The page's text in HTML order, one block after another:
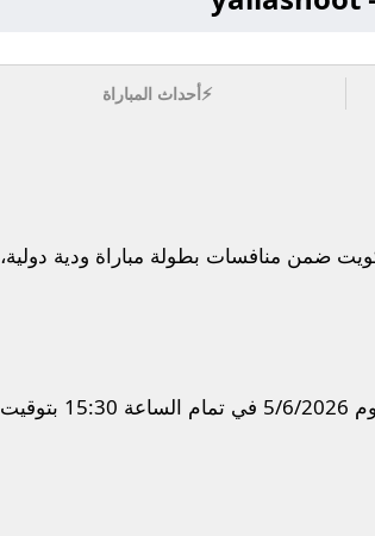
⚡أحداث المباراة
ضمن منافسات بطولة مباراة ودية دولية،
5/6/2026 في تمام الساعة 15:30 بتوقيت